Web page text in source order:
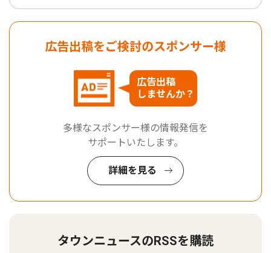
広告出稿をご検討のスポンサー様
広告出稿
しませんか？
多様なスポンサー様の情報発信を
サポートいたします。
詳細を見る
タウンニュースのRSSを購読